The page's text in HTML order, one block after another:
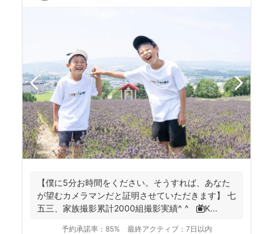
【僕に5分お時間をください。そうすれば、あなた
が望むカメラマンだと証明させていただきます】 七
五三、家族撮影累計2000組撮影実績^ ^ 📺K...
予約承諾率： 85% 最終アクティブ： 7日以内